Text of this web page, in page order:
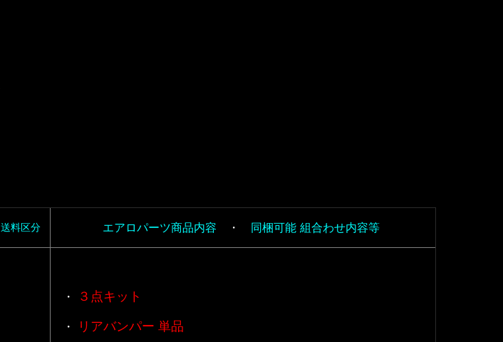
送料区分 エアロパーツ商品内容 ・ 同梱可能 組合わせ内容等
・ ３点キット
・ リアバンパー 単品